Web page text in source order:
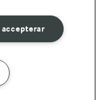
accepterar